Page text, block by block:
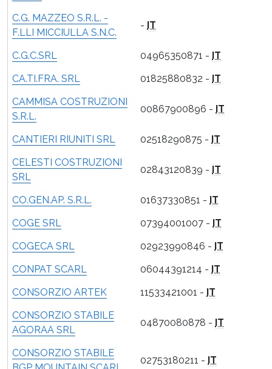
C.G. MAZZEO S.R.L. -
F.LLI MICCIULLA S.N.C.
- IT
C.G.C.SRL 04965350871 - IT
CA.TI.FRA. SRL
01825880832 - IT
CAMMISA COSTRUZIONI
S.R.L.
00867900896 - IT
CANTIERI RIUNITI SRL 02518290875 - IT
CELESTI COSTRUZIONI
SRL
02843120839 - IT
CO.GEN.AP. S.R.L. 01637330851 - IT
COGE SRL
07394001007 - IT
COGECA SRL
02923990846 - IT
CONPAT SCARL
06044391214 - IT
CONSORZIO ARTEK
11533421001 - IT
CONSORZIO STABILE
AGORAA SRL
04870080878 - IT
CONSORZIO STABILE
02753180211 - IT